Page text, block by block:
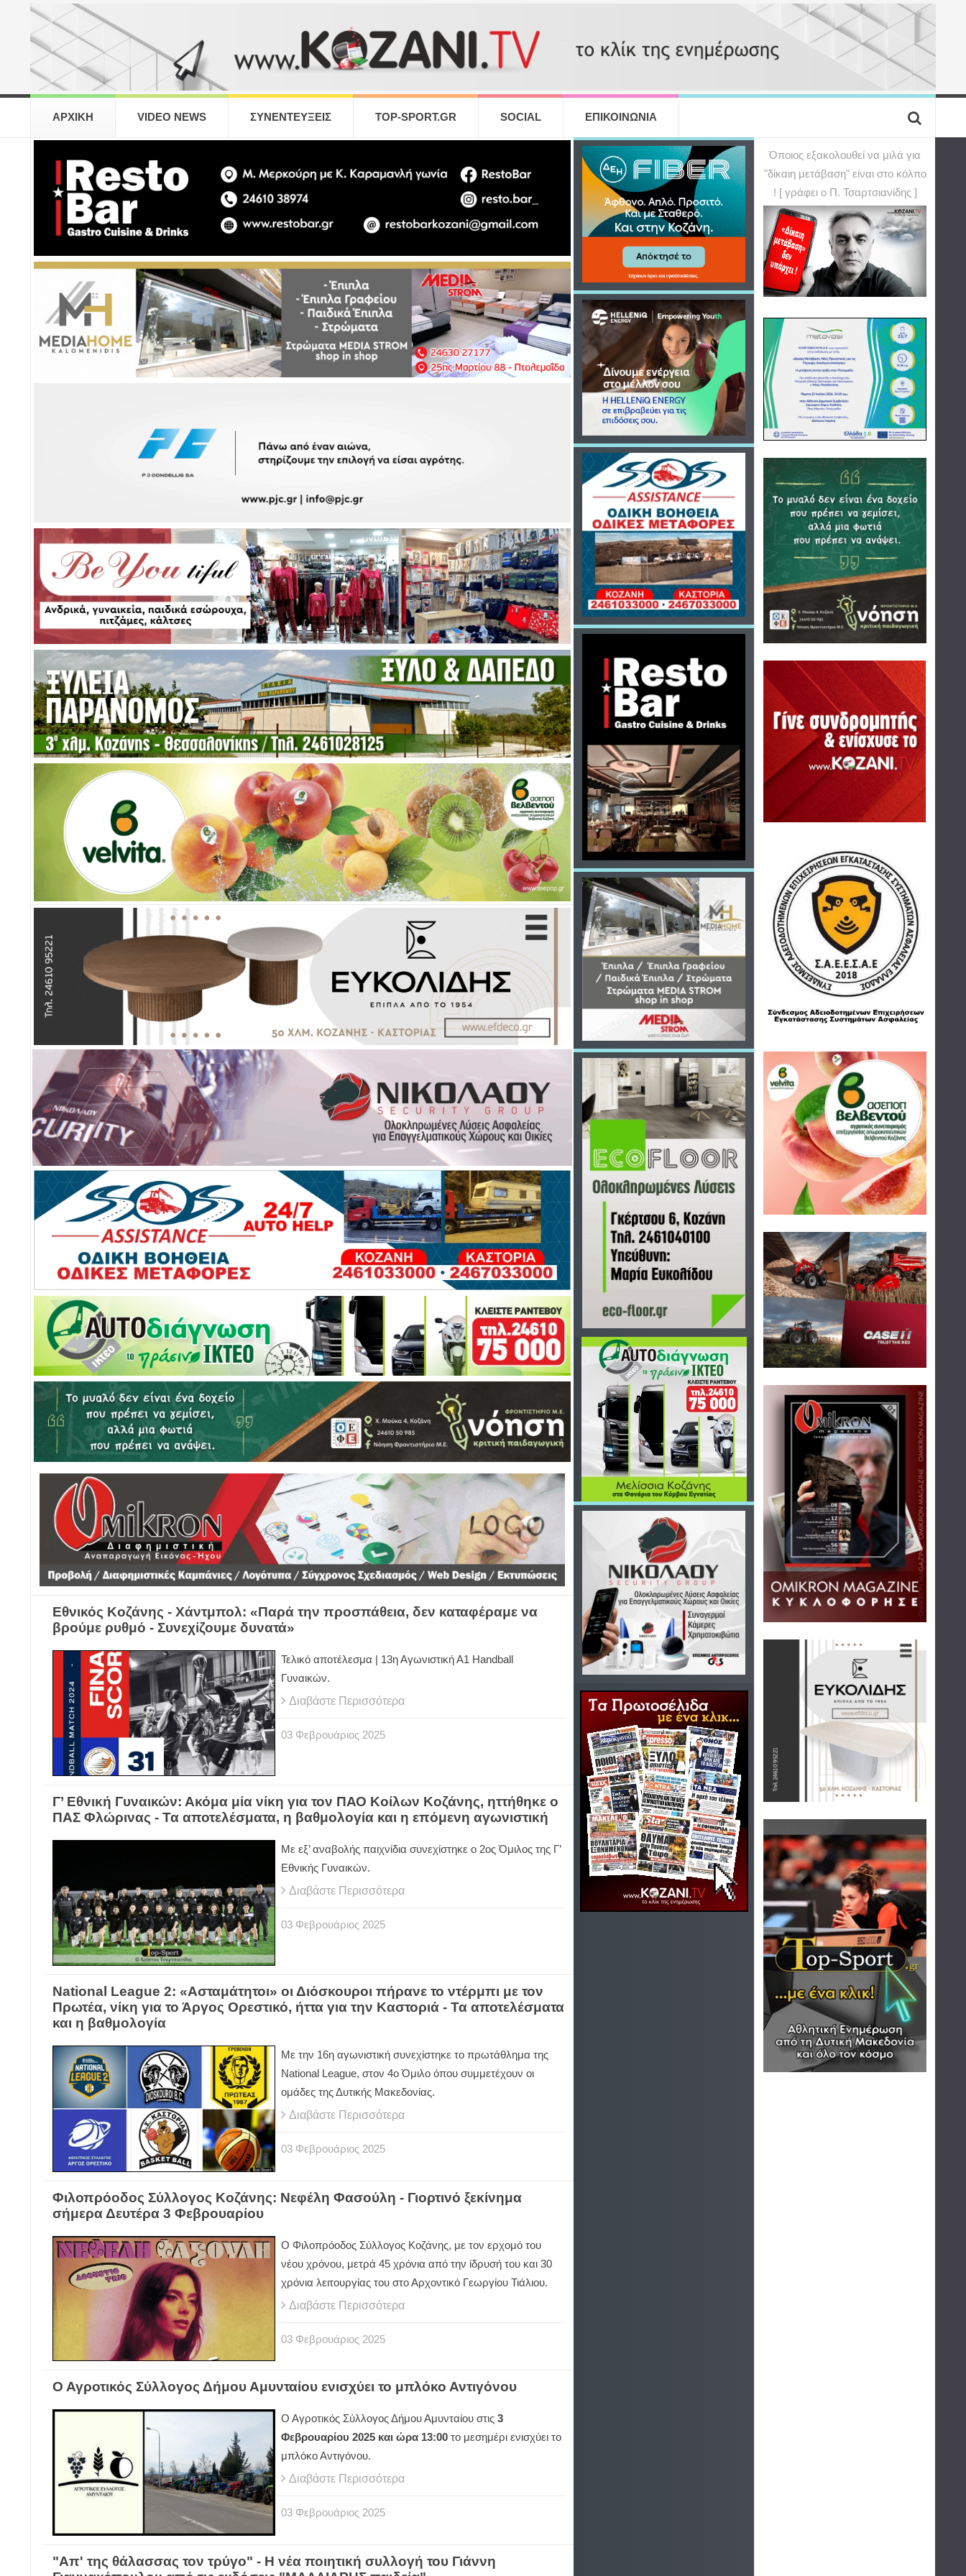
ΑΡΧΙΚΗ VIDEO NEWS ΣΥΝΕΝΤΕΥΞΕΙΣ TOP-SPORT.GR SOCIAL ΕΠΙΚΟΙΝΩΝΙΑ
Εθνικός Κοζάνης - Χάντμπολ: «Παρά την προσπάθεια, δεν καταφέραμε να
βρούμε ρυθμό - Συνεχίζουμε δυνατά»
Τελικό αποτέλεσμα | 13η Αγωνιστική Α1 Handball
Γυναικών.
Διαβάστε Περισσότερα
03 Φεβρουάριος 2025
Γ’ Εθνική Γυναικών: Ακόμα μία νίκη για τον ΠΑΟ Κοίλων Κοζάνης, ηττήθηκε ο
ΠΑΣ Φλώρινας - Τα αποτελέσματα, η βαθμολογία και η επόμενη αγωνιστική
Με εξ’ αναβολής παιχνίδια συνεχίστηκε ο 2ος Όμιλος της Γ’
Εθνικής Γυναικών.
Διαβάστε Περισσότερα
03 Φεβρουάριος 2025
National League 2: «Ασταμάτητοι» οι Διόσκουροι πήρανε το ντέρμπι με τον
Πρωτέα, νίκη για το Άργος Ορεστικό, ήττα για την Καστοριά - Τα αποτελέσματα
και η βαθμολογία
Με την 16η αγωνιστική συνεχίστηκε το πρωτάθλημα της
National League, στον 4ο Όμιλο όπου συμμετέχουν οι
ομάδες της Δυτικής Μακεδονίας.
Διαβάστε Περισσότερα
03 Φεβρουάριος 2025
Φιλοπρόοδος Σύλλογος Κοζάνης: Νεφέλη Φασούλη - Γιορτινό ξεκίνημα
σήμερα Δευτέρα 3 Φεβρουαρίου
Ο Φιλοπρόοδος Σύλλογος Κοζάνης, με τον ερχομό του
νέου χρόνου, μετρά 45 χρόνια από την ίδρυσή του και 30
χρόνια λειτουργίας του στο Αρχοντικό Γεωργίου Τιάλιου.
Διαβάστε Περισσότερα
03 Φεβρουάριος 2025
Ο Αγροτικός Σύλλογος Δήμου Αμυνταίου ενισχύει το μπλόκο Αντιγόνου
Ο Αγροτικός Σύλλογος Δήμου Αμυνταίου στις 3
Φεβρουαρίου 2025 και ώρα 13:00 το μεσημέρι ενισχύει το
μπλόκο Αντιγόνου.
Διαβάστε Περισσότερα
03 Φεβρουάριος 2025
"Απ' της θάλασσας τον τρύγο" - Η νέα ποιητική συλλογή του Γιάννη
Όποιος εξακολουθεί να μιλά για
"δίκαιη μετάβαση" είναι στο κόλπο
! [ γράφει ο Π. Τσαρτσιανίδης ]